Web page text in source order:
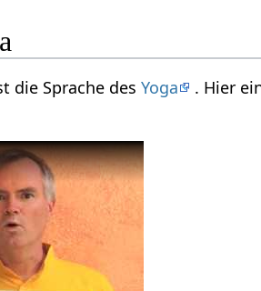
die Sprache desYoga . Hier